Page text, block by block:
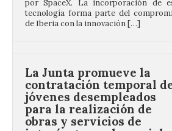
para la realización de
obras y servicios de
interés general y social
con más de 8,7 millones de
euros de inversión